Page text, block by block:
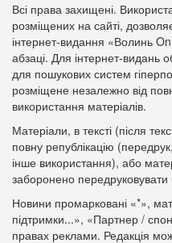
Всі права захищені.
розміщених на сайті,
інтернет-видання «Волинь
абзаці. Для інтернет-видань
для пошукових систем
розміщене незалежно від
використання матеріалів.
Матеріали, в тексті (після
повну републікацію
інше використання), або
заборонено передруковувати
Новини промарковані «*»,
підтримки...», «Партнер /
правах реклами. Редакція